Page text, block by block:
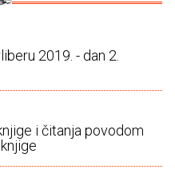
2019. - dan 2.
i čitanja povodom